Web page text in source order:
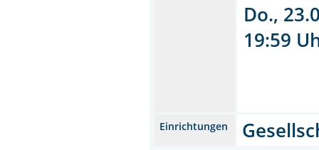
Do.,
19:59
Einrichtungen